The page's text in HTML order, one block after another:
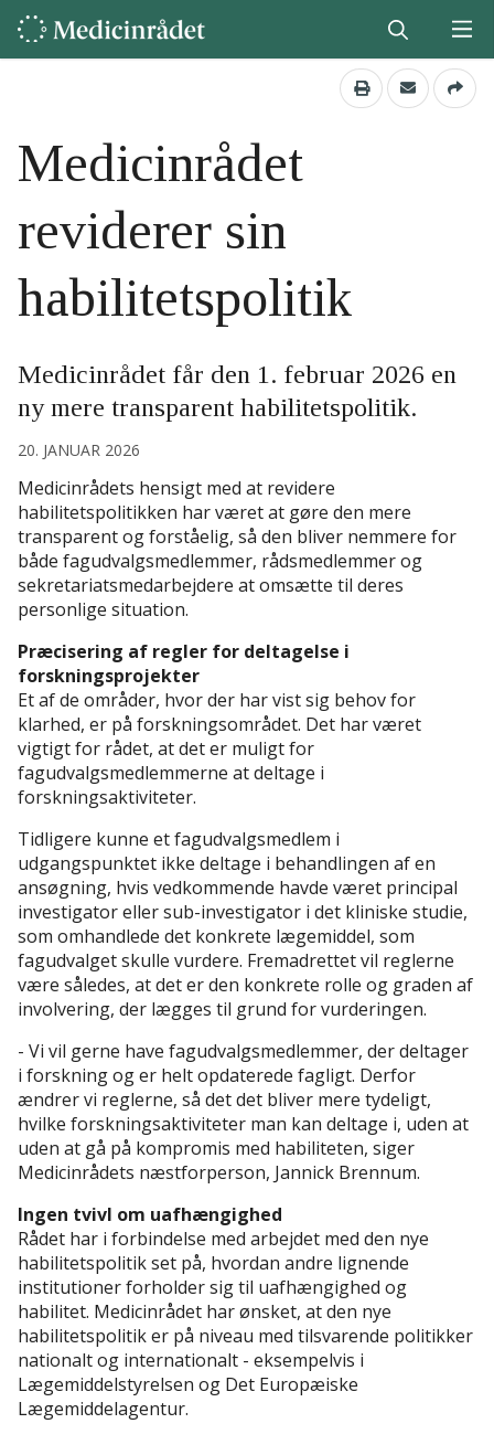
Medicinrådet
reviderer sin
habilitetspolitik
Medicinrådet får den 1. februar 2026 en
ny mere transparent habilitetspolitik.
20. JANUAR 2026
Medicinrådets hensigt med at revidere
habilitetspolitikken har været at gøre den mere
transparent og forståelig, så den bliver nemmere for
både fagudvalgsmedlemmer, rådsmedlemmer og
sekretariatsmedarbejdere at omsætte til deres
personlige situation.
Præcisering af regler for deltagelse i
forskningsprojekter
Et af de områder, hvor der har vist sig behov for
klarhed, er på forskningsområdet. Det har været
vigtigt for rådet, at det er muligt for
fagudvalgsmedlemmerne at deltage i
forskningsaktiviteter.
Tidligere kunne et fagudvalgsmedlem i
udgangspunktet ikke deltage i behandlingen af en
ansøgning, hvis vedkommende havde været principal
investigator eller sub-investigator i det kliniske studie,
som omhandlede det konkrete lægemiddel, som
fagudvalget skulle vurdere. Fremadrettet vil reglerne
være således, at det er den konkrete rolle og graden af
involvering, der lægges til grund for vurderingen.
- Vi vil gerne have fagudvalgsmedlemmer, der deltager
i forskning og er helt opdaterede fagligt. Derfor
ændrer vi reglerne, så det det bliver mere tydeligt,
hvilke forskningsaktiviteter man kan deltage i, uden at
uden at gå på kompromis med habiliteten, siger
Medicinrådets næstforperson, Jannick Brennum.
Ingen tvivl om uafhængighed
Rådet har i forbindelse med arbejdet med den nye
habilitetspolitik set på, hvordan andre lignende
institutioner forholder sig til uafhængighed og
habilitet. Medicinrådet har ønsket, at den nye
habilitetspolitik er på niveau med tilsvarende politikker
nationalt og internationalt - eksempelvis i
Lægemiddelstyrelsen og Det Europæiske
Lægemiddelagentur.